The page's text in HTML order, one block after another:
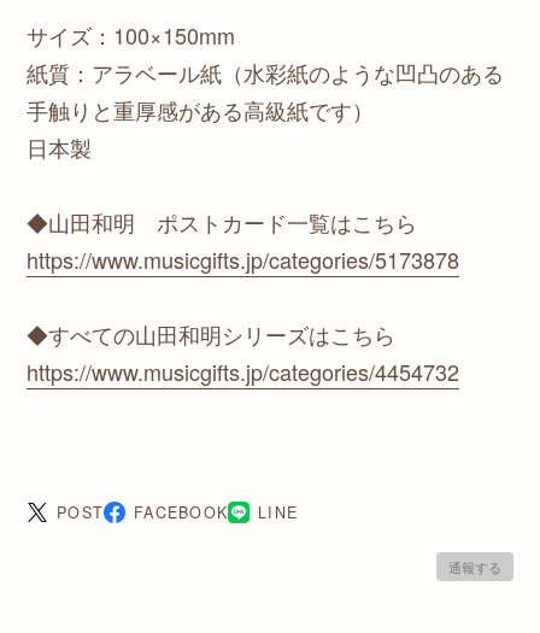
サイズ：100×150mm
紙質：アラベール紙（水彩紙のような凹凸のある
手触りと重厚感がある高級紙です）
日本製
◆山田和明 ポストカード一覧はこちら
https://www.musicgifts.jp/categories/5173878
◆すべての山田和明シリーズはこちら
https://www.musicgifts.jp/categories/4454732
POST FACEBOOK LINE
通報する